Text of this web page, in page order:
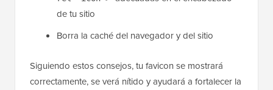
512×512 píxeles
Incluye un archivo
para compatibilidad
Agrega las etiquetas HTML <link